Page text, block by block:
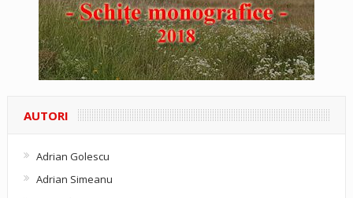
AUTORI
Adrian Golescu
Adrian Simeanu